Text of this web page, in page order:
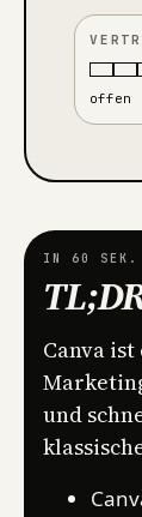
offen
IN 60 SEK.
Canva
und